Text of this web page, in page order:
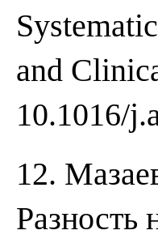
and
10.1016/
12.
Разность